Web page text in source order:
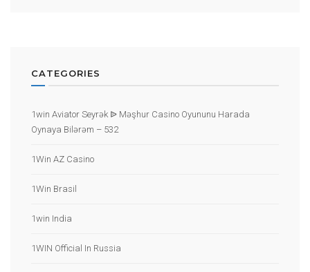
CATEGORIES
1win Aviator Seyrək ᐉ Məşhur Casino Oyununu Harada
Oynaya Bilərəm – 532
1Win AZ Casino
1Win Brasil
1win India
1WIN Official In Russia